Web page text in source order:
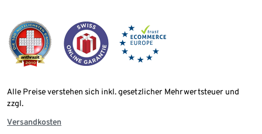
Alle Preise verstehen sich inkl. gesetzlicher Mehrwertsteuer und
zzgl.
Versandkosten